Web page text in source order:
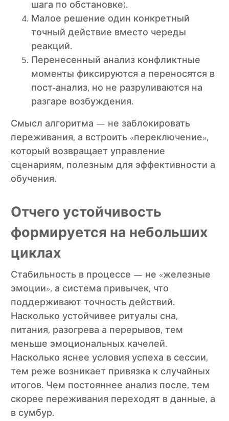
шага по обстановке).
Малое решение один конкретный
точный действие вместо череды
реакций.
Перенесенный анализ конфликтные
моменты фиксируются а переносятся в
пост-анализ, но не разруливаются на
разгаре возбуждения.
Смысл алгоритма — не заблокировать
переживания, а встроить «переключение»,
который возвращает управление
сценариям, полезным для эффективности а
обучения.
Отчего устойчивость
формируется на небольших
циклах
Стабильность в процессе — не «железные
эмоции», а система привычек, что
поддерживают точность действий.
Насколько устойчивее ритуалы сна,
питания, разогрева а перерывов, тем
меньше эмоциональных качелей.
Насколько яснее условия успеха в сессии,
тем реже возникает привязка к случайных
итогов. Чем постояннее анализ после, тем
скорее переживания переходят в данные, а
в сумбур.